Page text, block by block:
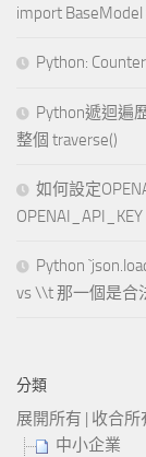
import
Python:
Python遞迴遍
整個 traverse()
如何設定
Python
vs \\t 那一個是合
分類
展開所有 | 收合所
中小企業